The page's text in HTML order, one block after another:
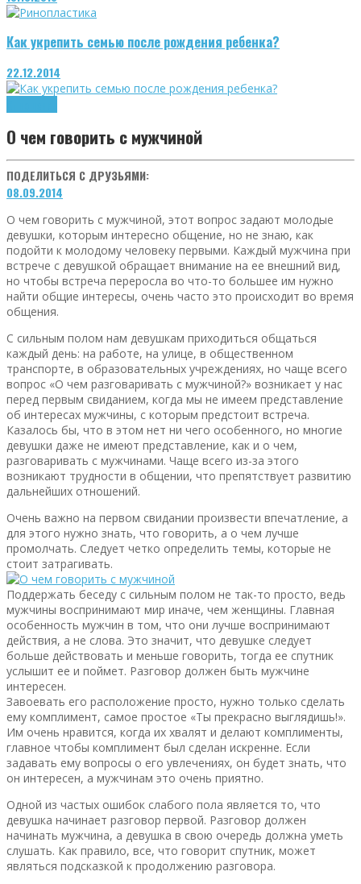
Как укрепить семью после рождения ребенка?
22.12.2014
О чем говорить с мужчиной
ПОДЕЛИТЬСЯ С ДРУЗЬЯМИ:
08.09.2014
О чем говорить с мужчиной, этот вопрос задают молодые
девушки, которым интересно общение, но не знаю, как
подойти к молодому человеку первыми. Каждый мужчина при
встрече с девушкой обращает внимание на ее внешний вид,
но чтобы встреча переросла во что-то большее им нужно
найти общие интересы, очень часто это происходит во время
общения.
С сильным полом нам девушкам приходиться общаться
каждый день: на работе, на улице, в общественном
транспорте, в образовательных учреждениях, но чаще всего
вопрос «О чем разговаривать с мужчиной?» возникает у нас
перед первым свиданием, когда мы не имеем представление
об интересах мужчины, с которым предстоит встреча.
Казалось бы, что в этом нет ни чего особенного, но многие
девушки даже не имеют представление, как и о чем,
разговаривать с мужчинами. Чаще всего из-за этого
возникают трудности в общении, что препятствует развитию
дальнейших отношений.
Очень важно на первом свидании произвести впечатление, а
для этого нужно знать, что говорить, а о чем лучше
промолчать. Следует четко определить темы, которые не
стоит затрагивать.
Поддержать беседу с сильным полом не так-то просто, ведь
мужчины воспринимают мир иначе, чем женщины. Главная
особенность мужчин в том, что они лучше воспринимают
действия, а не слова. Это значит, что девушке следует
больше действовать и меньше говорить, тогда ее спутник
услышит ее и поймет. Разговор должен быть мужчине
интересен.
Завоевать его расположение просто, нужно только сделать
ему комплимент, самое простое «Ты прекрасно выглядишь!».
Им очень нравится, когда их хвалят и делают комплименты,
главное чтобы комплимент был сделан искренне. Если
задавать ему вопросы о его увлечениях, он будет знать, что
он интересен, а мужчинам это очень приятно.
Одной из частых ошибок слабого пола является то, что
девушка начинает разговор первой. Разговор должен
начинать мужчина, а девушка в свою очередь должна уметь
слушать. Как правило, все, что говорит спутник, может
являться подсказкой к продолжению разговора.